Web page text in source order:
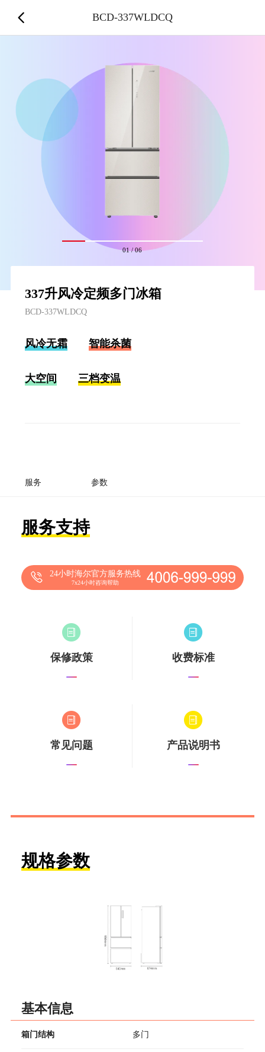
01/06
337升风冷定频多门冰箱
BCD-337WLDCQ
风冷无霜 智能杀菌
大空间 三档变温
服务 参数
服务支持
24小时海尔官方服务热线
7x24小时咨询帮助
保修政策 收费标准
常见问题 产品说明书
规格参数
基本信息
箱门结构 多门
BCD-337WLDCQ